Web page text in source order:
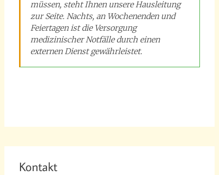
müssen, steht Ihnen unsere Hausleitung
zur Seite. Nachts, an Wochenenden und
Feiertagen ist die Versorgung
medizinischer Notfälle durch einen
externen Dienst gewährleistet.
Kontakt